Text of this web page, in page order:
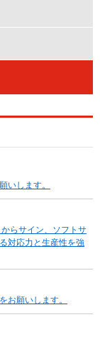
いします。
らサイン、ソフトサ
対応力と生産性を強
お願いします。